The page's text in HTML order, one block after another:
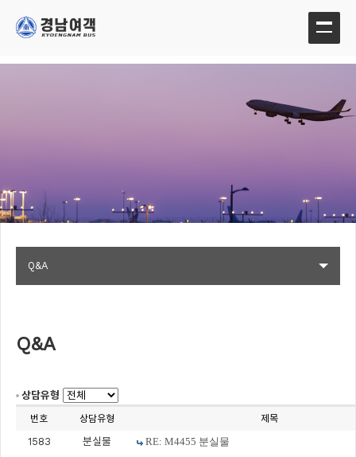
Q&A
Q&A
상담유형
번호 상담유형 제목
1583 분실물
RE: M4455 분실물